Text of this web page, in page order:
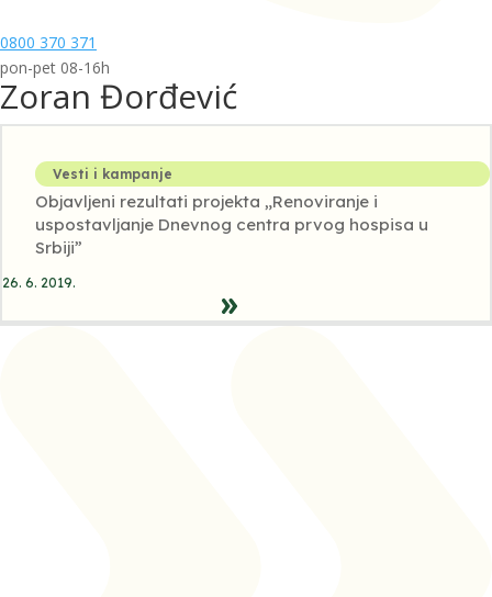
0800 370 371
pon-pet 08-16h
Zoran Đorđević
Vesti i kampanje
Objavljeni rezultati projekta „Renoviranje i
uspostavljanje Dnevnog centra prvog hospisa u
Srbiji”
26. 6. 2019.